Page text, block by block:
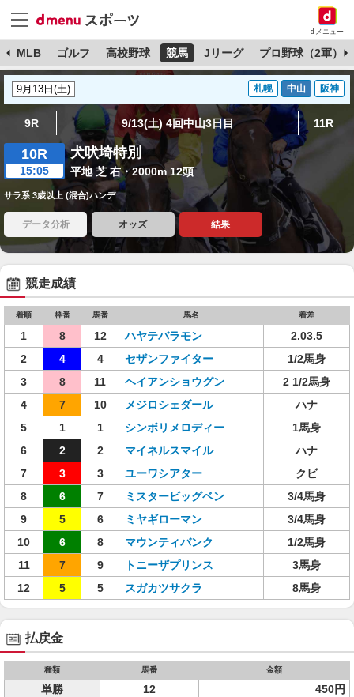
dメニュー
MLB ゴルフ 高校野球 競馬 Jリーグ プロ野球（2軍）
札幌 中山 阪神
9R 9/13(土) 4回中山3日目 11R
10R
15:05
犬吠埼特別
平地 芝 右・2000m 12頭
サラ系 3歳以上 (混合)ハンデ
データ分析 オッズ 結果
競走成績
着順 枠番 馬番 馬名 着差
1 8 12 ハヤテバラモン
2.03.5
2
4 4 セザンファイター
1/2馬身
3
8 11 ヘイアンショウグン
2 1/2馬身
4
7 10 メジロシェダール
ハナ
5
1 1 シンボリメロディー
1馬身
6
2 2 マイネルスマイル
ハナ
7
3 3 ユーワシアター
クビ
8
6 7 ミスタービッグベン
3/4馬身
9
5 6 ミヤギローマン
3/4馬身
10
6 8 マウンティバンク
1/2馬身
11
7 9 トニーザプリンス
3馬身
12
5 5 スガカツサクラ 8馬身
払戻金
種類 馬番 金額
単勝 12 450円